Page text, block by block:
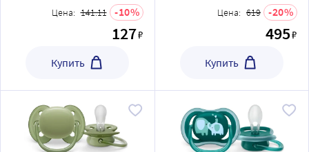
Цена: 141.11 10
127₽
Купить
Цена: 619 20
495₽
Купить